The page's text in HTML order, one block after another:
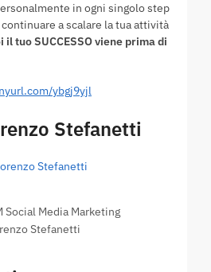
in ogni singolo step
a scalare la tua attività
il tuo SUCCESSO viene prima di
ybgj9yjl
Stefanetti
Stefanetti
Social Media Marketing
Stefanetti